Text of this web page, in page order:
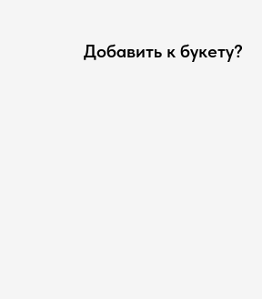
Добавить к букету?